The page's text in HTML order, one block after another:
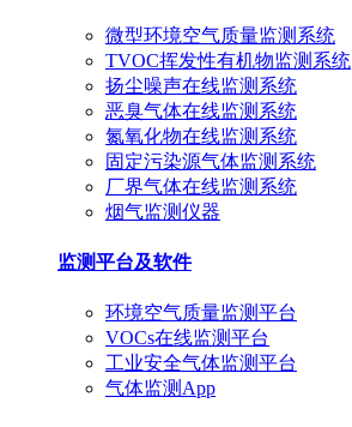
微型环境空气质量监测系统
TVOC挥发性有机物监测系统
扬尘噪声在线监测系统
恶臭气体在线监测系统
氮氧化物在线监测系统
固定污染源气体监测系统
厂界气体在线监测系统
烟气监测仪器
监测平台及软件
环境空气质量监测平台
VOCs在线监测平台
工业安全气体监测平台
气体监测App